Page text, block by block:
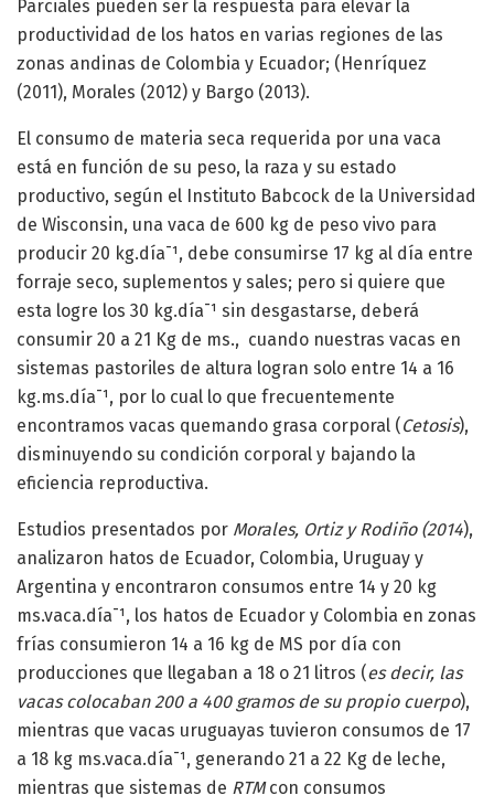
Parciales pueden ser la respuesta para elevar la
productividad de los hatos en varias regiones de las
zonas andinas de Colombia y Ecuador; (Henríquez
(2011), Morales (2012) y Bargo (2013).
El consumo de materia seca requerida por una vaca
está en función de su peso, la raza y su estado
productivo, según el Instituto Babcock de la Universidad
de Wisconsin, una vaca de 600 kg de peso vivo para
producir 20 kg.día¯¹, debe consumirse 17 kg al día entre
forraje seco, suplementos y sales; pero si quiere que
esta logre los 30 kg.día¯¹ sin desgastarse, deberá
consumir 20 a 21 Kg de ms., cuando nuestras vacas en
sistemas pastoriles de altura logran solo entre 14 a 16
kg.ms.día¯¹, por lo cual lo que frecuentemente
encontramos vacas quemando grasa corporal (Cetosis),
disminuyendo su condición corporal y bajando la
eficiencia reproductiva.
Estudios presentados por Morales, Ortiz y Rodiño (2014),
analizaron hatos de Ecuador, Colombia, Uruguay y
Argentina y encontraron consumos entre 14 y 20 kg
ms.vaca.día¯¹, los hatos de Ecuador y Colombia en zonas
frías consumieron 14 a 16 kg de MS por día con
producciones que llegaban a 18 o 21 litros (es decir, las
vacas colocaban 200 a 400 gramos de su propio cuerpo),
mientras que vacas uruguayas tuvieron consumos de 17
a 18 kg ms.vaca.día¯¹, generando 21 a 22 Kg de leche,
mientras que sistemas de RTMcon consumos